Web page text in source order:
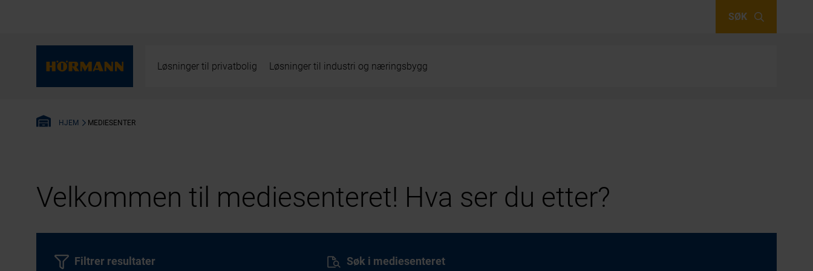
SØK
Løsninger til privatbolig Løsninger til industri og næringsbygg
HJEM MEDIESENTER
Velkommen til mediesenteret! Hva ser du etter?
Søk i mediesenteret
Filtrer resultater